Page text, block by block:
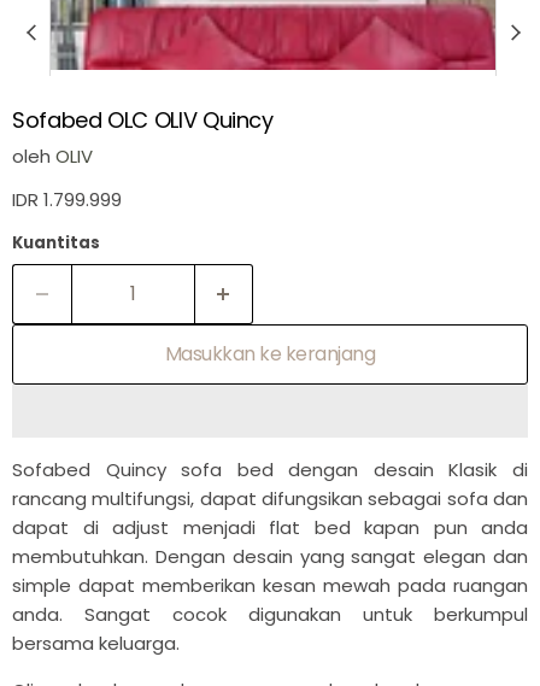
Sofabed OLC OLIV Quincy
oleh OLIV
IDR 1.799.999
Kuantitas
Masukkan ke keranjang
Sofabed Quincy sofa bed dengan desain Klasik di
rancang multifungsi, dapat difungsikan sebagai sofa dan
dapat di adjust menjadi flat bed kapan pun anda
membutuhkan. Dengan desain yang sangat elegan dan
simple dapat memberikan kesan mewah pada ruangan
anda. Sangat cocok digunakan untuk berkumpul
bersama keluarga.